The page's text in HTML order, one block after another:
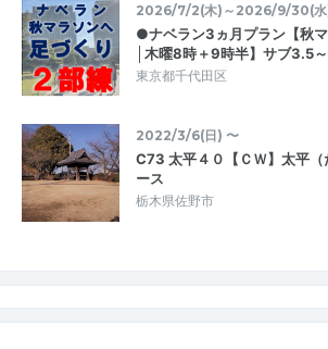
2026/7/2(木)～2026/9/30(
●ナベラン3ヵ月プラン【秋
│木曜8時＋9時半】サブ3.5
東京都千代田区
2022/3/6(日) 〜
C73 太平４０【ＣＷ】太平
ース
栃木県佐野市